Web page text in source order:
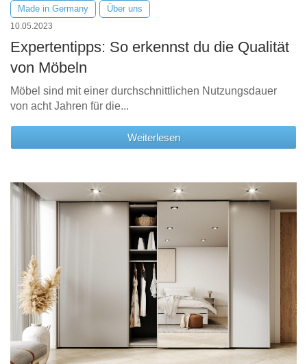
Made in Germany Über uns
10.05.2023
Expertentipps: So erkennst du die Qualität
von Möbeln
Möbel sind mit einer durchschnittlichen Nutzungsdauer
von acht Jahren für die...
Weiterlesen